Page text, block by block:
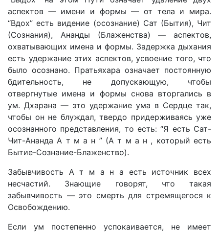
аспектов — имени и формы — от тела и мира.
“Вдох” есть видение (осознание) Сат (Бытия), Чит
(Сознания), Ананды (Блаженства) — аспектов,
охватывающих имена и формы. Задержка дыхания
есть удержание этих аспектов, усвоение того, что
было осознано. Пратьяхара означает постоянную
бдительность, не допускающую, чтобы
отвергнутые имена и формы снова вторгались в
ум. Дхарана — это удержание ума в Сердце так,
чтобы он не блуждал, твердо придерживаясь уже
осознанного представления, то есть: “Я есть Сат-
Чит-Ананда А т м а н ” (А т м а н , который есть
Бытие-Сознание-Блаженство).
Забывчивость А т м а н а есть источник всех
несчастий. Знающие говорят, что такая
забывчивость — это смерть для стремящегося к
Освобождению.
Если ум постепенно успокаивается, не имеет